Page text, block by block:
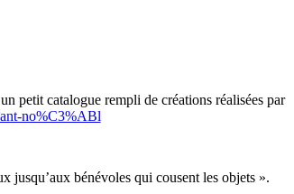
petit catalogue rempli de créations réalisées par
no%C3%ABl
jusqu’aux bénévoles qui cousent les objets ».